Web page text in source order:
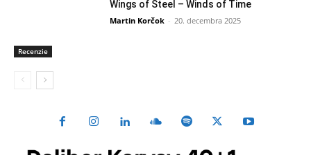
Recenzie
Wings of Steel – Winds of Time
Martin Korčok - 20. decembra 2025